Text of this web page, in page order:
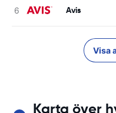
Avis
Visa
Karta över